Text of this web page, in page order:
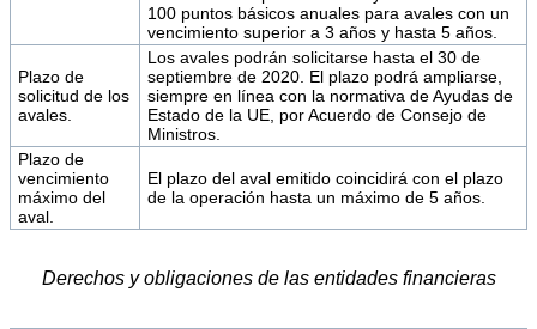
100 puntos básicos anuales para avales con un
vencimiento superior a 3 años y hasta 5 años.
Plazo de
solicitud de los
avales.
Los avales podrán solicitarse hasta el 30 de
septiembre de 2020. El plazo podrá ampliarse,
siempre en línea con la normativa de Ayudas de
Estado de la UE, por Acuerdo de Consejo de
Ministros.
Plazo de
vencimiento
máximo del
aval.
El plazo del aval emitido coincidirá con el plazo
de la operación hasta un máximo de 5 años.
Derechos y obligaciones de las entidades financieras